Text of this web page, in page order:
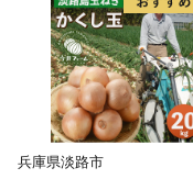
兵庫県淡路市